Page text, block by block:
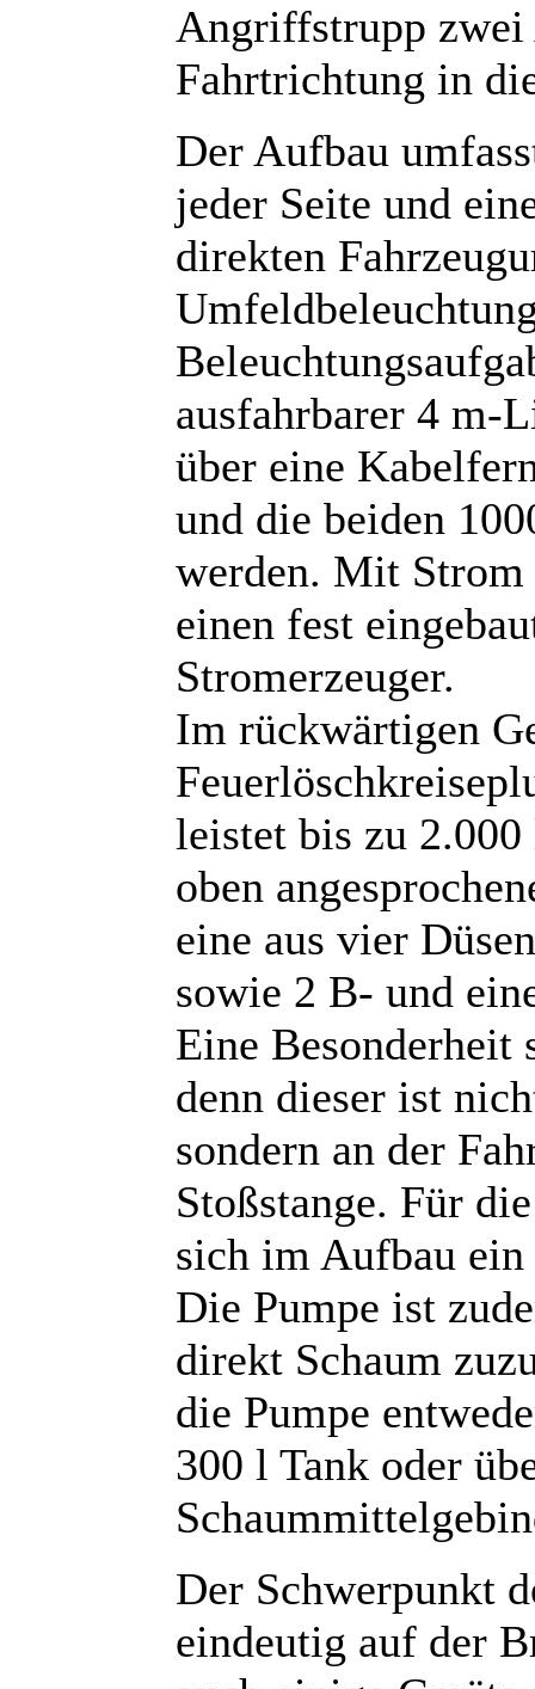
Angriffstrupp zwei
Fahrtrichtung in
Der Aufbau
jeder Seite und
direkten
ausfahrbarer 4 m-
über eine
und die beiden
werden. Mit
einen fest
Stromerzeuger.
Im rückwärtigen
leistet bis zu
oben
eine aus vier
sowie 2 B- und
Eine Besonderheit
denn dieser ist
sondern an der
Stoßstange. Für
sich im Aufbau ein
Die Pumpe ist
direkt Schaum
die Pumpe
300 l Tank oder
Der Schwerpunkt
eindeutig auf der